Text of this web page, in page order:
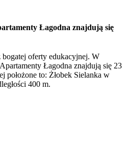
Łagodna znajdują się
oferty edukacyjnej. W
Łagodna znajdują się 23
położone to: Żłobek Sielanka w
400 m.